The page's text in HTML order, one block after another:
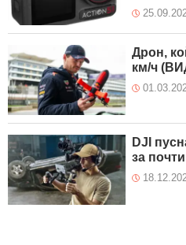
Дрон,
км/ч
DJI
за